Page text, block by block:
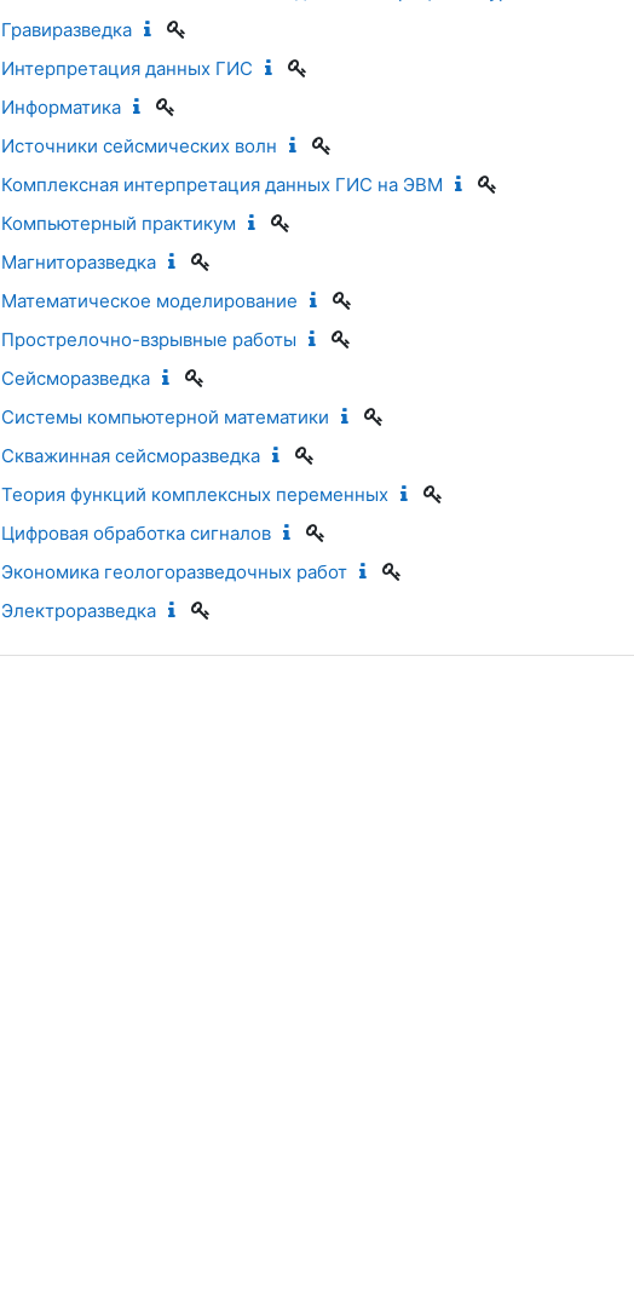
Гравиразведка
Интерпретация данных ГИС
Информатика
Источники сейсмических волн
Комплексная интерпретация данных ГИС на ЭВМ
Компьютерный практикум
Магниторазведка
Математическое моделирование
Прострелочно-взрывные работы
Сейсморазведка
Системы компьютерной математики
Скважинная сейсморазведка
Теория функций комплексных переменных
Цифровая обработка сигналов
Экономика геологоразведочных работ
Электроразведка